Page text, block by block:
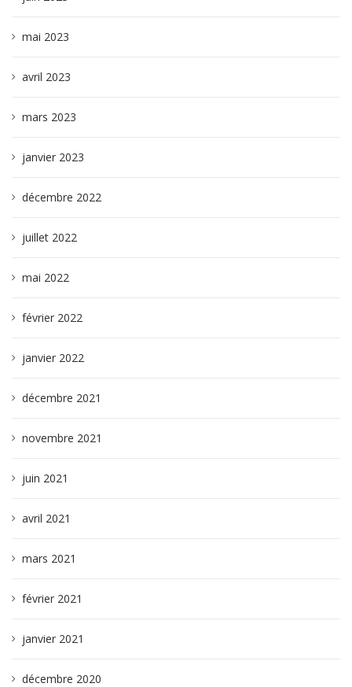
mai 2023
avril 2023
mars 2023
janvier 2023
décembre 2022
juillet 2022
mai 2022
février 2022
janvier 2022
décembre 2021
novembre 2021
juin 2021
avril 2021
mars 2021
février 2021
janvier 2021
décembre 2020